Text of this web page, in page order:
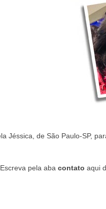
Jéssica, de São Paulo-SP,
pela aba contato aqui